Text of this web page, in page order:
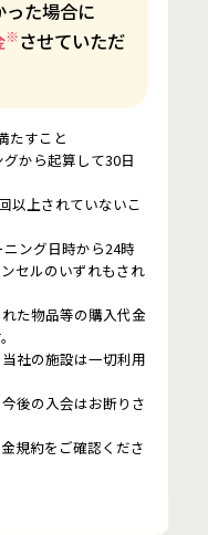
た場合に
※させていただ
たすこと
から起算して30日
以上されていないこ
ング日時から24時
セルのいずれもされ
た物品等の購入代金
社の施設は一切利用
後の入会はお断りさ
規約をご確認くださ